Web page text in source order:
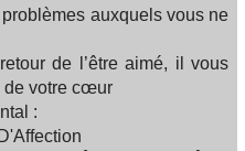
auxquels vous ne
de l’être aimé, il vous
de votre cœur
: